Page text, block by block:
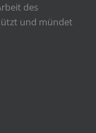
des
und mündet